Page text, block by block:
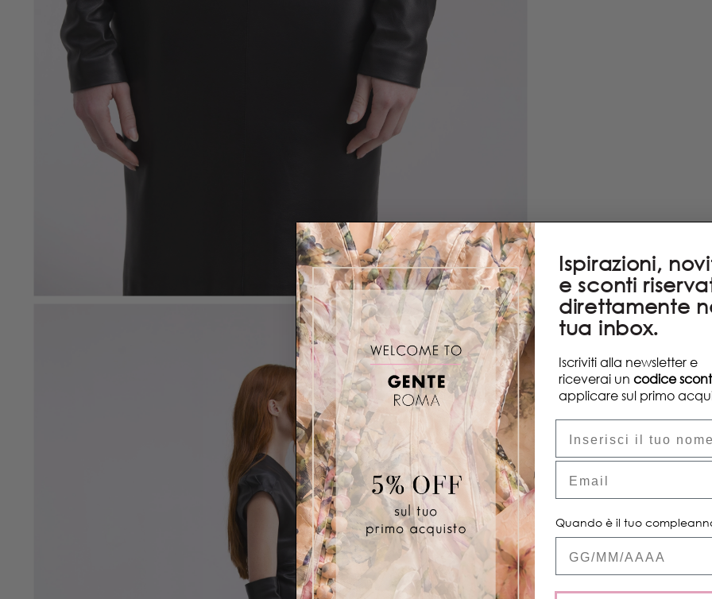
Condividere
Ispirazioni,
e sconti
direttamente
tua inbox.
Iscriviti alla newsletter e
riceverai un codice
applicare sul primo
Quando è il tuo